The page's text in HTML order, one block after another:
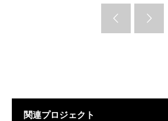
関連プロジェクト